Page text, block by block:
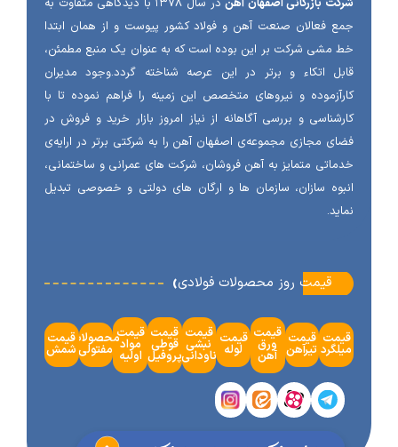
بازرگانی اصفهان آهن
در سال ۱۳۷۸ با دیدگاهی متفاوت به
فعالان صنعت آهن و فولاد کشور پیوست و از همان ابتدا
مشی شرکت بر این بوده است که به عنوان یک منبع مطمئن،
اتکاء و برتر در این عرصه شناخته گردد.وجود مدیران
و نیروهای متخصص این زمینه را فراهم نموده تا با
و بررسی آگاهانه از نیاز امروز بازار خرید و فروش در
مجازی مجموعه‌ی اصفهان آهن را به شرکتی برتر در ارایه‌ی
متمایز به آهن فروشان، شرکت های عمرانی و ساختمانی،
سازان، سازمان ها و ارگان های دولتی و خصوصی تبدیل
‹قیمت روز محصولات فولادی
قیمت
تیرآهن
قیمت
ورق
آهن
قیمت
لوله
قیمت
نبشی
ناودانی
قیمت
قوطی
پروفیل
قیمت
مواد
اولیه
محصولات
مفتولی
قیمت
شمش